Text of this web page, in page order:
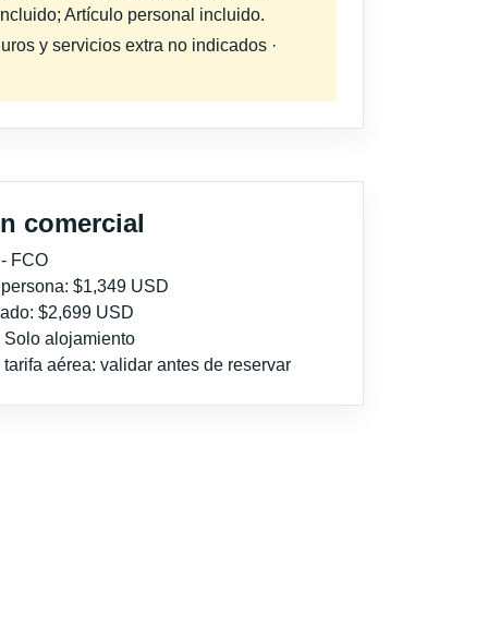
Artículo personal incluido.
y servicios extra no indicados ·
comercial
FCO
$1,349 USD
$2,699 USD
Solo alojamiento
aérea: validar antes de reservar